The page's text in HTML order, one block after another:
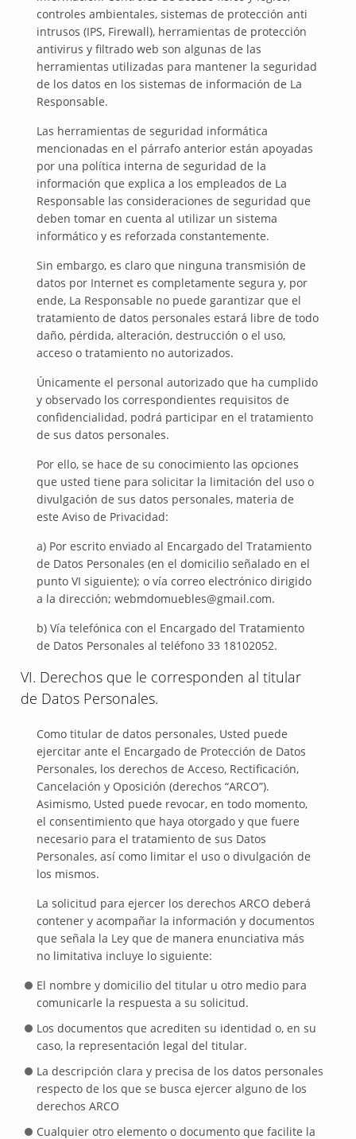
controles ambientales, sistemas de protección anti
intrusos (IPS, Firewall), herramientas de protección
antivirus y filtrado web son algunas de las
herramientas utilizadas para mantener la seguridad
de los datos en los sistemas de información de La
Responsable.
Las herramientas de seguridad informática
mencionadas en el párrafo anterior están apoyadas
por una política interna de seguridad de la
información que explica a los empleados de La
Responsable las consideraciones de seguridad que
deben tomar en cuenta al utilizar un sistema
informático y es reforzada constantemente.
Sin embargo, es claro que ninguna transmisión de
datos por Internet es completamente segura y, por
ende, La Responsable no puede garantizar que el
tratamiento de datos personales estará libre de todo
daño, pérdida, alteración, destrucción o el uso,
acceso o tratamiento no autorizados.
Únicamente el personal autorizado que ha cumplido
y observado los correspondientes requisitos de
confidencialidad, podrá participar en el tratamiento
de sus datos personales.
Por ello, se hace de su conocimiento las opciones
que usted tiene para solicitar la limitación del uso o
divulgación de sus datos personales, materia de
este Aviso de Privacidad:
a) Por escrito enviado al Encargado del Tratamiento
de Datos Personales (en el domicilio señalado en el
punto VI siguiente); o vía correo electrónico dirigido
a la dirección; webmdomuebles@gmail.com.
b) Vía telefónica con el Encargado del Tratamiento
de Datos Personales al teléfono 33 18102052.
VI. Derechos que le corresponden al titular
de Datos Personales.
Como titular de datos personales, Usted puede
ejercitar ante el Encargado de Protección de Datos
Personales, los derechos de Acceso, Rectificación,
Cancelación y Oposición (derechos “ARCO”).
Asimismo, Usted puede revocar, en todo momento,
el consentimiento que haya otorgado y que fuere
necesario para el tratamiento de sus Datos
Personales, así como limitar el uso o divulgación de
los mismos.
La solicitud para ejercer los derechos ARCO deberá
contener y acompañar la información y documentos
que señala la Ley que de manera enunciativa más
no limitativa incluye lo siguiente:
El nombre y domicilio del titular u otro medio para
comunicarle la respuesta a su solicitud.
Los documentos que acrediten su identidad o, en su
caso, la representación legal del titular.
La descripción clara y precisa de los datos personales
respecto de los que se busca ejercer alguno de los
derechos ARCO
Cualquier otro elemento o documento que facilite la